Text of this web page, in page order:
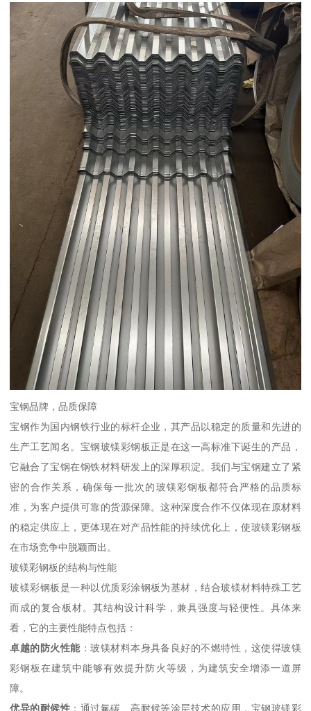
宝钢品牌，品质保障
宝钢作为国内钢铁行业的标杆企业，其产品以稳定的质量和先进的
生产工艺闻名。宝钢玻镁彩钢板正是在这一高标准下诞生的产品，
它融合了宝钢在钢铁材料研发上的深厚积淀。我们与宝钢建立了紧
密的合作关系，确保每一批次的玻镁彩钢板都符合严格的品质标
准，为客户提供可靠的货源保障。这种深度合作不仅体现在原材料
的稳定供应上，更体现在对产品性能的持续优化上，使玻镁彩钢板
在市场竞争中脱颖而出。
玻镁彩钢板的结构与性能
玻镁彩钢板是一种以优质彩涂钢板为基材，结合玻镁材料特殊工艺
而成的复合板材。其结构设计科学，兼具强度与轻便性。具体来
看，它的主要性能特点包括：
卓越的防火性能：玻镁材料本身具备良好的不燃特性，这使得玻镁
彩钢板在建筑中能够有效提升防火等级，为建筑安全增添一道屏
障。
优异的耐候性 ：通过氟碳、高耐候等涂层技术的应用，宝钢玻镁彩